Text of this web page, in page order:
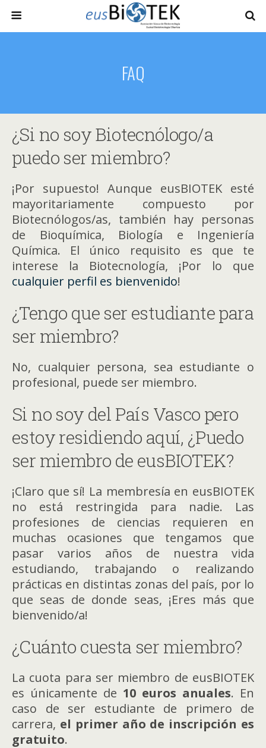
FAQ
¿Si no soy Biotecnólogo/a
puedo ser miembro?
¡Por supuesto! Aunque eusBIOTEK esté
mayoritariamente compuesto por
Biotecnólogos/as, también hay personas
de Bioquímica, Biología e Ingeniería
Química. El único requisito es que te
interese la Biotecnología, ¡Por lo que
cualquier perfil es bienvenido!
¿Tengo que ser estudiante para
ser miembro?
No, cualquier persona, sea estudiante o
profesional, puede ser miembro.
Si no soy del País Vasco pero
estoy residiendo aquí, ¿Puedo
ser miembro de eusBIOTEK?
¡Claro que sí! La membresía en eusBIOTEK
no está restringida para nadie. Las
profesiones de ciencias requieren en
muchas ocasiones que tengamos que
pasar varios años de nuestra vida
estudiando, trabajando o realizando
prácticas en distintas zonas del país, por lo
que seas de donde seas, ¡Eres más que
bienvenido/a!
¿Cuánto cuesta ser miembro?
La cuota para ser miembro de eusBIOTEK
es únicamente de 10 euros anuales. En
caso de ser estudiante de primero de
carrera, el primer año de inscripción es
gratuito.